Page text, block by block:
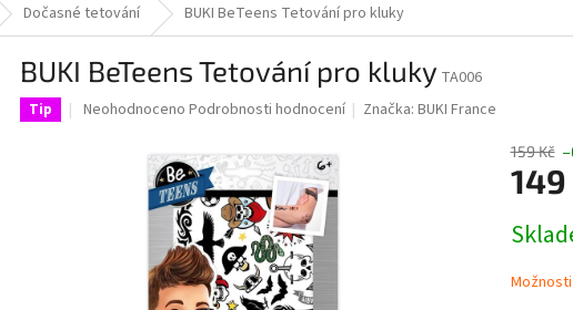
Dočasné tetování BUKI BeTeens Tetování pro kluky
BUKI BeTeens Tetování pro kluky TA006
Tip
Průměrné
Neohodnoceno Podrobnosti hodnocení Značka:BUKI France
159 Kč
149
cena: